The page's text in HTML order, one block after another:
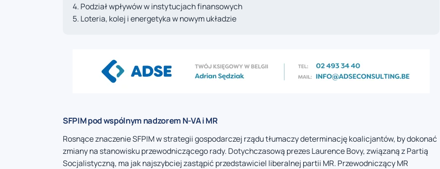
Podział wpływów w instytucjach finansowych
Loteria, kolej i energetyka w nowym układzie
SFPIM pod wspólnym nadzorem N-VA i MR
Rosnące znaczenie SFPIM w strategii gospodarczej rządu tłumaczy determinację koalicjantów, by dokonać
zmiany na stanowisku przewodniczącego rady. Dotychczasową prezes Laurence Bovy, związaną z Partią
Socjalistyczną, ma jak najszybciej zastąpić przedstawiciel liberalnej partii MR. Przewodniczący MR